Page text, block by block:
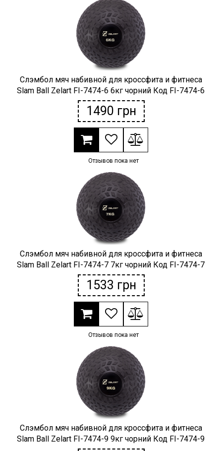
Слэмбол мяч набивной для кроссфита и фитнеса
Slam Ball Zelart FI-7474-6 6кг чорний Код FI-7474-6
1490 грн
Отзывов пока нет
Слэмбол мяч набивной для кроссфита и фитнеса
Slam Ball Zelart FI-7474-7 7кг чорний Код FI-7474-7
1533 грн
Отзывов пока нет
Слэмбол мяч набивной для кроссфита и фитнеса
Slam Ball Zelart FI-7474-9 9кг чорний Код FI-7474-9